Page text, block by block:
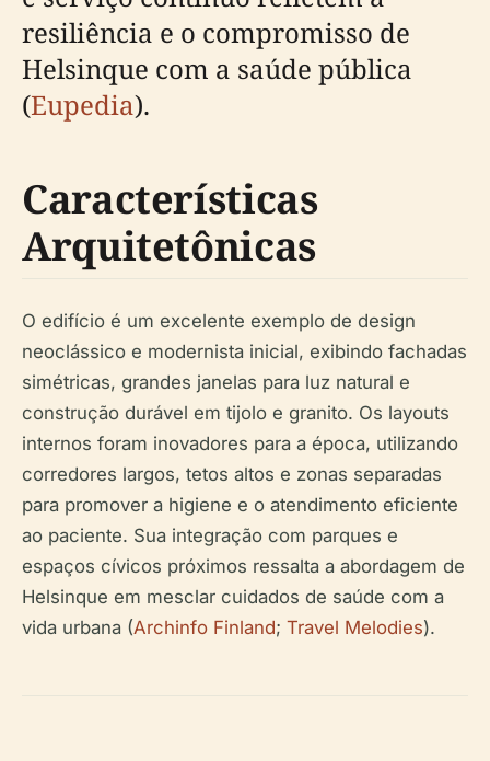
resiliência e o compromisso de
Helsinque com a saúde pública
(Eupedia).
Características
Arquitetônicas
O edifício é um excelente exemplo de design
neoclássico e modernista inicial, exibindo fachadas
simétricas, grandes janelas para luz natural e
construção durável em tijolo e granito. Os layouts
internos foram inovadores para a época, utilizando
corredores largos, tetos altos e zonas separadas
para promover a higiene e o atendimento eficiente
ao paciente. Sua integração com parques e
espaços cívicos próximos ressalta a abordagem de
Helsinque em mesclar cuidados de saúde com a
vida urbana (Archinfo Finland; Travel Melodies).